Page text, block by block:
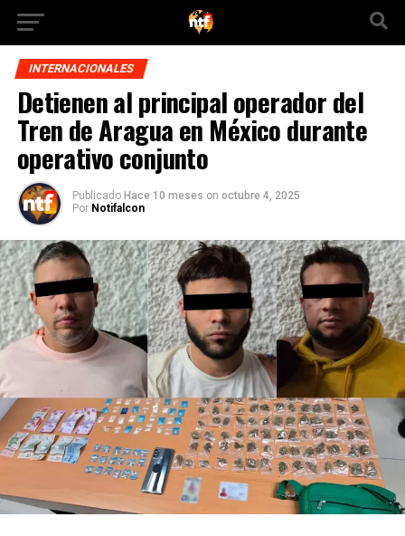
INTERNACIONALES
Detienen al principal operador del
Tren de Aragua en México durante
operativo conjunto
Publicado Hace 10 meses on octubre 4, 2025
Por Notifalcon